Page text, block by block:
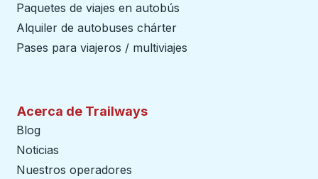
Paquetes de viajes en autobús
Alquiler de autobuses chárter
Pases para viajeros / multiviajes
Acerca de Trailways
Blog
Noticias
Nuestros operadores